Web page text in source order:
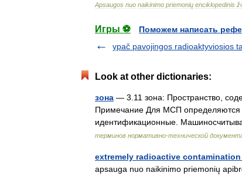
Apsaugos nuo naikinimo priemonių enciklopedinis
Игры ⚽
Поможем написать
ypač pavojingos radioaktyviosios
Look at other dictionaries:
зона — 3.11 зона: Пространство,
Примечание Для МСП определяются
идентификационные.
терминов нормативно-технической
extremely radioactive
apsauga nuo naikinimo priemonių